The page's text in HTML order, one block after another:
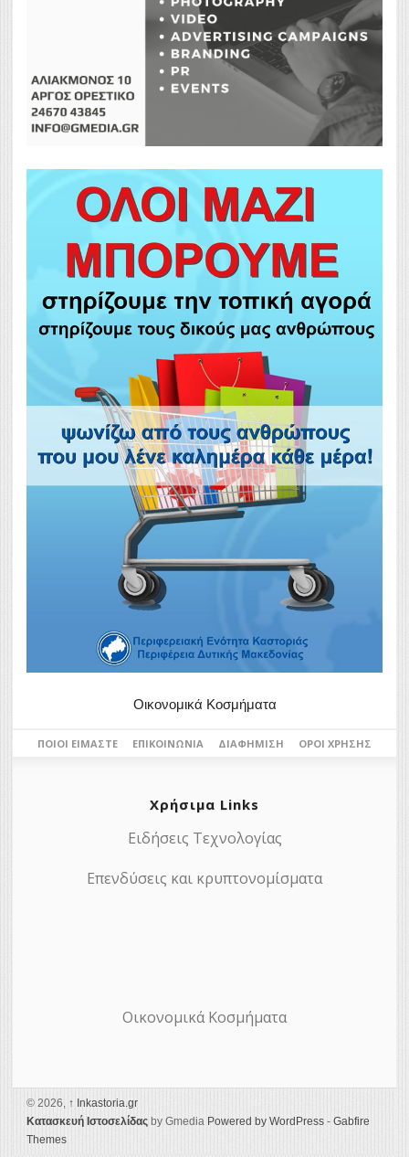
Οικονομικά Κοσμήματα
ΠΟΙΟΙ ΕΊΜΑΣΤΕ ΕΠΙΚΟΙΝΩΝΊΑ ΔΙΑΦΉΜΙΣΗ ΌΡΟΙ ΧΡΉΣΗΣ
Χρήσιμα Links
Ειδήσεις Τεχνολογίας
Επενδύσεις και κρυπτονομίσματα
Οικονομικά Κοσμήματα
© 2026, ↑ Ιnkastoria.gr
Κατασκευή Ιστοσελίδας by Gmedia Powered by WordPress - Gabfire
Themes